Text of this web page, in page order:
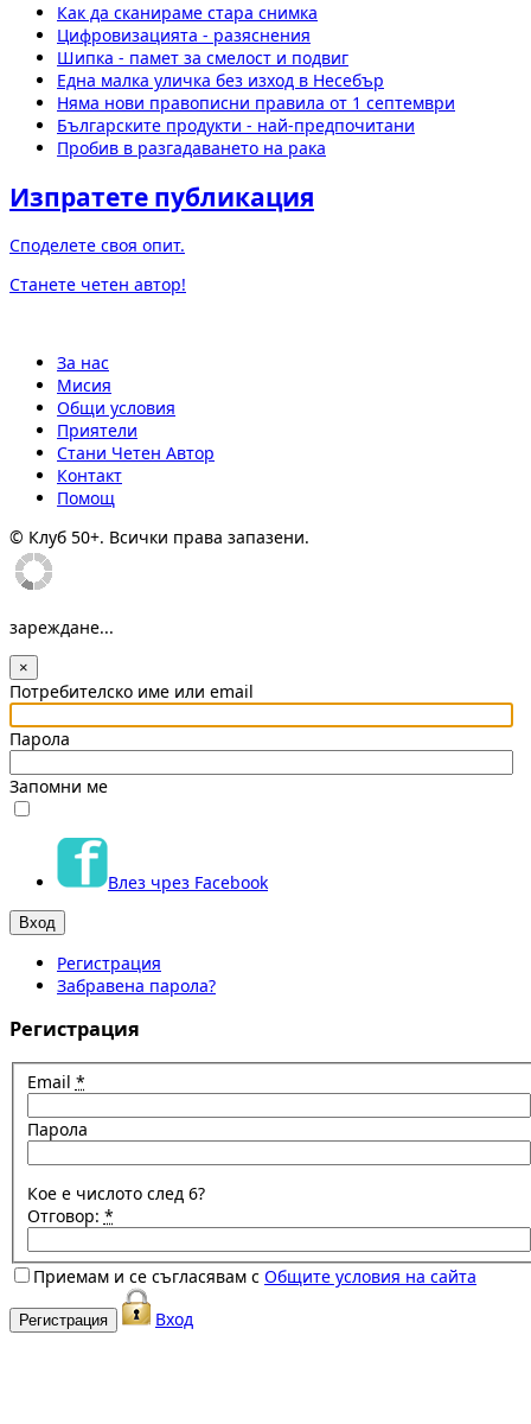
Как да сканираме стара снимка
Цифровизацията - разяснения
Шипка - памет за смелост и подвиг
Една малка уличка без изход в Несебър
Няма нови правописни правила от 1 септември
Българските продукти - най-предпочитани
Пробив в разгадаването на рака
Изпратете публикация
Споделете своя опит.
Станете четен автор!
За нас
Мисия
Общи условия
Приятели
Стани Четен Автор
Контакт
Помощ
© Клуб 50+. Всички права запазени.
зареждане...
×
Потребителско име или email
Парола
Запомни ме
Влез чрез Facebook
Регистрация
Забравена парола?
Регистрация
Email *
Парола
Кое е числото след 6?
Отговор: *
Приемам и се съгласявам с Общите условия на сайта
Вход